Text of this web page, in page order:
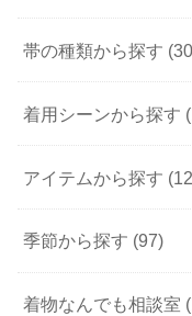
帯の種類から探す
着用シーンから探す
アイテムから探す
季節から探す (97)
着物なんでも相談室